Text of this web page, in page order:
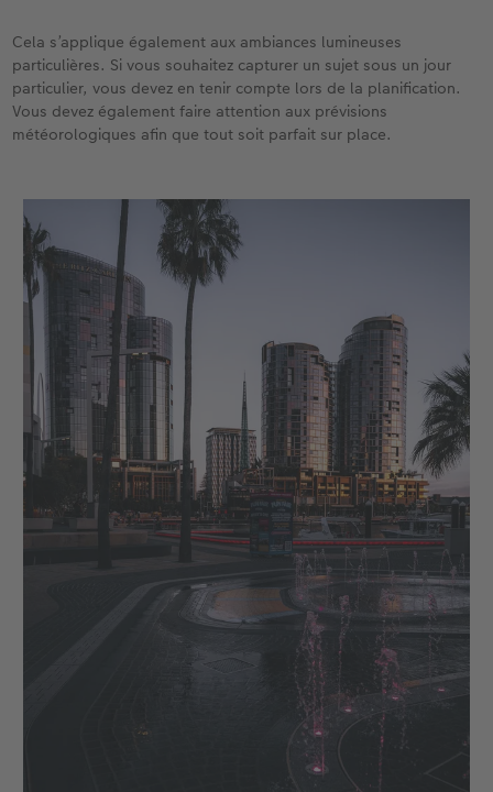
Cela s’applique également aux ambiances lumineuses
particulières. Si vous souhaitez capturer un sujet sous un jour
particulier, vous devez en tenir compte lors de la planification.
Vous devez également faire attention aux prévisions
météorologiques afin que tout soit parfait sur place.